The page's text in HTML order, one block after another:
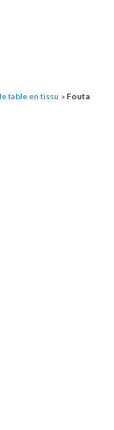
table en tissu »Fouta